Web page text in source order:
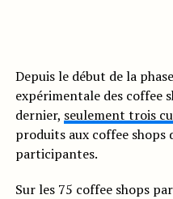
Depuis le début de la
expérimentale des coffee
dernier, seulement trois
produits aux coffee shops
participantes.
Sur les 75 coffee shops